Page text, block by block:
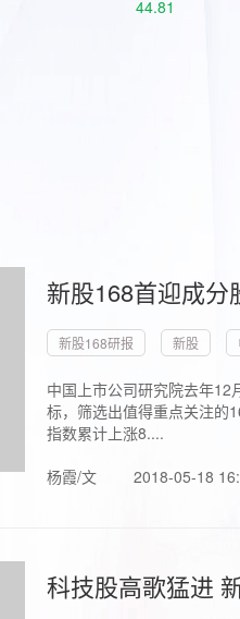
44.81
新股168首迎成
新股168研报 新股
中国上市公司研究院去年
标，筛选出值得重点关注的
指数累计上涨8....
杨霞/文
2018-05-18
科技股高歌猛进